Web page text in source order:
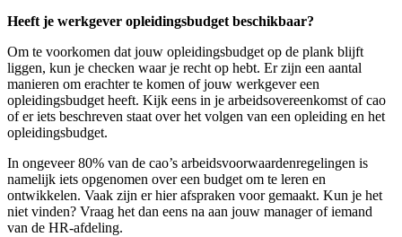
Heeft je werkgever opleidingsbudget beschikbaar?
Om te voorkomen dat jouw opleidingsbudget op de plank blijft
liggen, kun je checken waar je recht op hebt. Er zijn een aantal
manieren om erachter te komen of jouw werkgever een
opleidingsbudget heeft. Kijk eens in je arbeidsovereenkomst of cao
of er iets beschreven staat over het volgen van een opleiding en het
opleidingsbudget.
In ongeveer 80% van de cao’s arbeidsvoorwaardenregelingen is
namelijk iets opgenomen over een budget om te leren en
ontwikkelen. Vaak zijn er hier afspraken voor gemaakt. Kun je het
niet vinden? Vraag het dan eens na aan jouw manager of iemand
van de HR-afdeling.